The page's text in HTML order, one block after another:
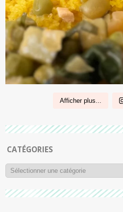
Afficher plus...
CATÉGORIES